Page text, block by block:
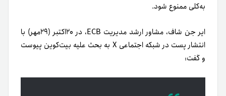
به‌کلی ممنوع شود.
ایر جن شاف، مشاور ارشد مدیریت ECB، در ۲۰اکتبر (۲۹مهر) با
انتشار پست در شبکه اجتماعی X به بحث علیه بیت‌کوین پیوست
و گفت: